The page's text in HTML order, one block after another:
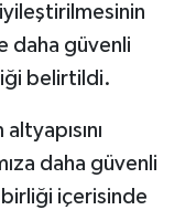
iyileştirilmesinin
daha güvenli
belirtildi.
daha güvenli
birliği içerisinde